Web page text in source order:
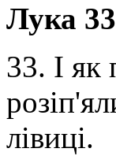
Лука
33. І як
лівиці.